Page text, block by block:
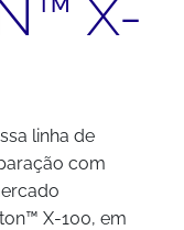
X-
linha de
com
X-100, em